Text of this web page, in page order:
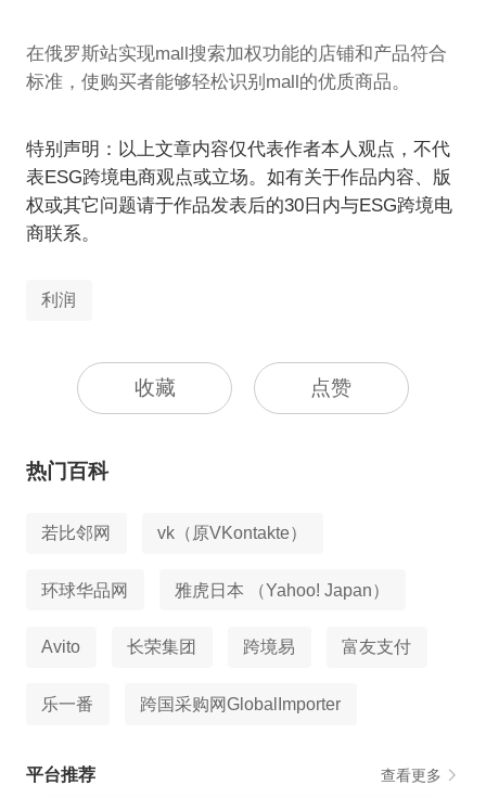
在俄罗斯站实现mall搜索加权功能的店铺和产品符合
标准，使购买者能够轻松识别mall的优质商品。
特别声明：以上文章内容仅代表作者本人观点，不代
表ESG跨境电商观点或立场。如有关于作品内容、版
权或其它问题请于作品发表后的30日内与ESG跨境电
商联系。
利润
收藏 点赞
热门百科
若比邻网 vk（原VKontakte）
环球华品网 雅虎日本 （Yahoo! Japan）
Avito 长荣集团 跨境易 富友支付
乐一番 跨国采购网GlobalImporter
平台推荐 查看更多